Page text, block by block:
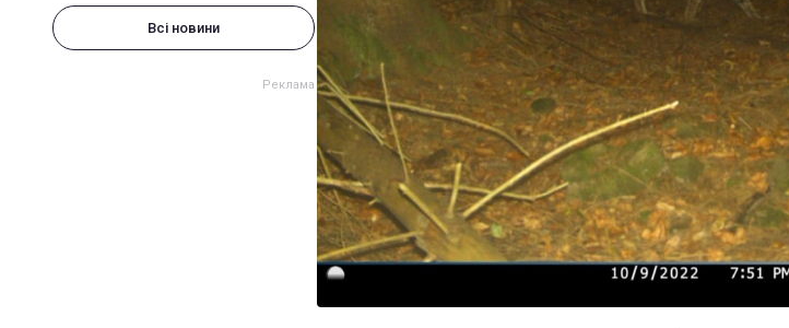
Всі новини